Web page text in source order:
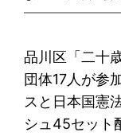
品川区「二十
団体17人が参
スと日本国憲
シュ45セット